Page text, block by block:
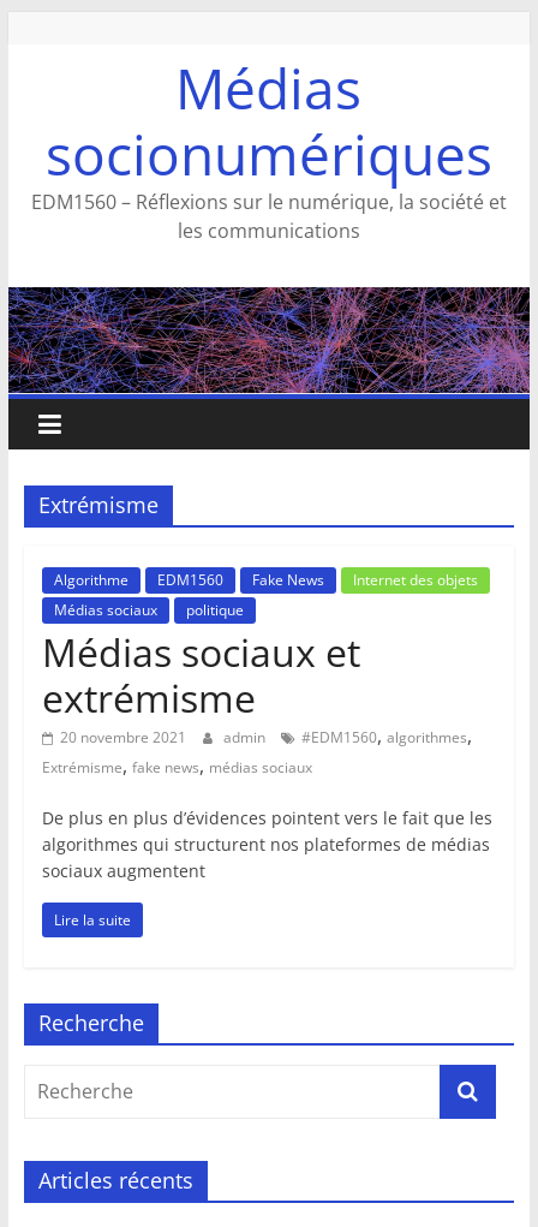
Médias
socionumériques
EDM1560 – Réflexions sur le numérique, la société et
les communications
Extrémisme
Algorithme EDM1560 Fake News
Internet des objets
Médias sociaux
politique
Médias sociaux et
extrémisme
20 novembre 2021 admin #EDM1560, algorithmes,
Extrémisme, fake news, médias sociaux
De plus en plus d’évidences pointent vers le fait que les
algorithmes qui structurent nos plateformes de médias
sociaux augmentent
Lire la suite
Recherche
Articles récents